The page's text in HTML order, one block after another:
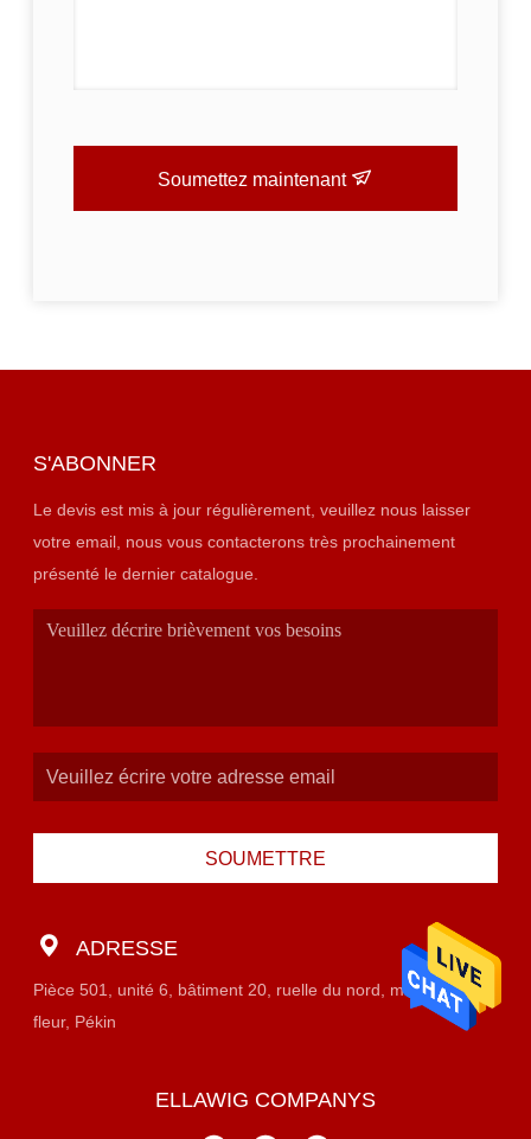
Soumettez maintenant
S'ABONNER
Le devis est mis à jour régulièrement, veuillez nous laisser
votre email, nous vous contacterons très prochainement
présenté le dernier catalogue.
SOUMETTRE
ADRESSE
Pièce 501, unité 6, bâtiment 20, ruelle du nord, marché est de
fleur, Pékin
ELLAWIG COMPANYS